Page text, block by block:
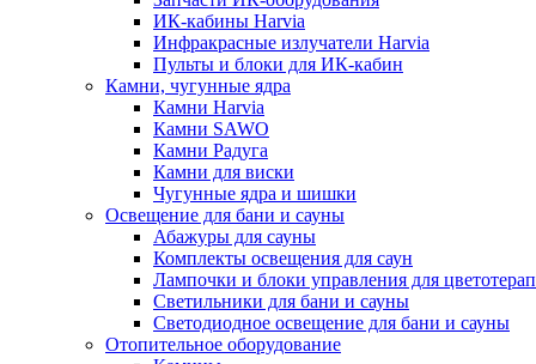
ИК-кабины Harvia
Инфракрасные излучатели Harvia
Пульты и блоки для ИК-кабин
Камни, чугунные ядра
Камни Harvia
Камни SAWO
Камни Радуга
Камни для виски
Чугунные ядра и шишки
Освещение для бани и сауны
Абажуры для сауны
Комплекты освещения для саун
Лампочки и блоки управления для
Светильники для бани и сауны
Светодиодное освещение для бани и сауны
Отопительное оборудование